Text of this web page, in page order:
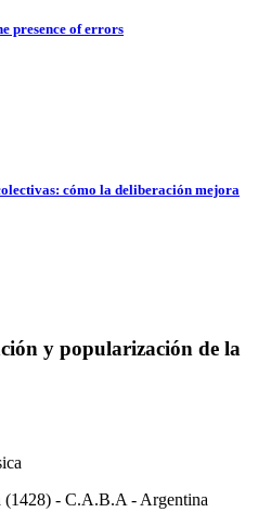
presence of errors
cómo la deliberación mejora
y popularización de la
(1428) - C.A.B.A - Argentina